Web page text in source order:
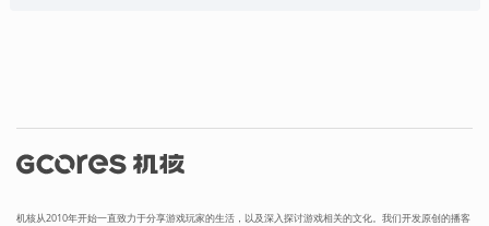
机核从2010年开始一直致力于分享游戏玩家的生活，以及深入探讨游戏相关的文化。我们开发原创的播客